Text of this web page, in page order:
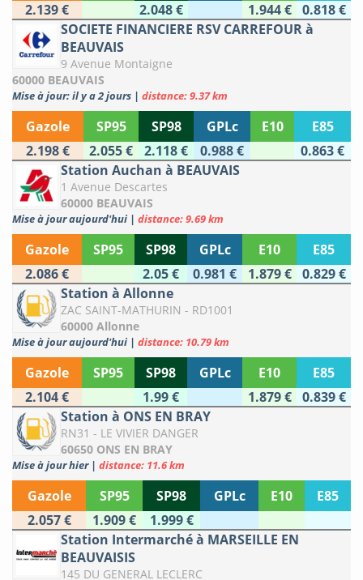
2.139 €
2.048 € 1.944 €
0.818 €
SOCIETE FINANCIERE RSV CARREFOUR à
BEAUVAIS
9 Avenue Montaigne
60000 BEAUVAIS
Mise à jour: il y a 2 jours | distance: 9.37 km
Gazole SP95 SP98 GPLc E10
E85
2.198 €
2.055 € 2.118 € 0.988 €
0.863 €
Station Auchan à BEAUVAIS
1 Avenue Descartes
60000 BEAUVAIS
Mise à jour aujourd'hui | distance: 9.69 km
Gazole SP95 SP98 GPLc E10
E85
2.086 €
2.05 € 0.981 € 1.879 €
0.829 €
Station à Allonne
ZAC SAINT-MATHURIN - RD1001
60000 Allonne
Mise à jour aujourd'hui | distance: 10.79 km
Gazole SP95 SP98 GPLc E10
E85
2.104 €
1.99 € 1.879 €
0.839 €
Station à ONS EN BRAY
RN31 - LE VIVIER DANGER
60650 ONS EN BRAY
Mise à jour hier | distance: 11.6 km
Gazole SP95 SP98 GPLc E10
E85
2.057 €
1.909 €
1.999 €
Station Intermarché à MARSEILLE EN
BEAUVAISIS
145 DU GENERAL LECLERC